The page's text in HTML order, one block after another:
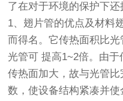
了在对于环境的保护下还
1、翅片管的优点及材料
而得名。它传热面积比
光管可 提高1~2倍。由
传热面加大，故与光管
数，使设备结构紧凑并